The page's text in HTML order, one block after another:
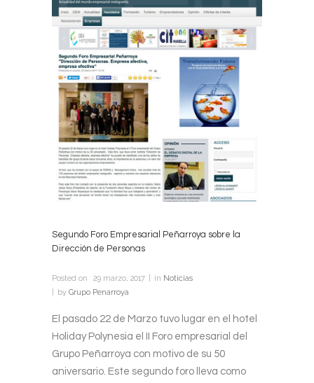
Segundo Foro Empresarial Peñarroya sobre la
Dirección de Personas
Posted on 29 marzo, 2017 in Noticias
by Grupo Penarroya
El pasado 22 de Marzo tuvo lugar en el hotel
Holiday Polynesia el II Foro empresarial del
Grupo Peñarroya con motivo de su 50
aniversario. Este segundo foro lleva como